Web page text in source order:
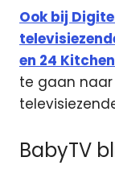
Ook bij
en 24
te gaan
BabyTV